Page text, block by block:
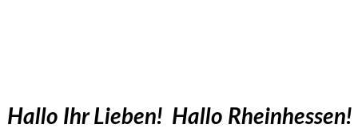
Hallo Ihr Lieben! Hallo Rheinhessen!